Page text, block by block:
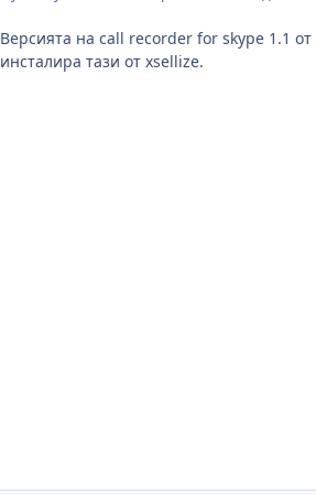
Версията на call recorder for skype 1.1
инсталира тази от xsellize.